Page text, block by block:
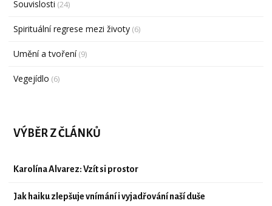
Souvislosti (24)
Spirituální regrese mezi životy (6)
Umění a tvoření(9)
Vegejídlo (6)
VÝBĚR Z ČLÁNKŮ
Karolína Alvarez: Vzít si prostor
Jak haiku zlepšuje vnímání i vyjadřování naší duše